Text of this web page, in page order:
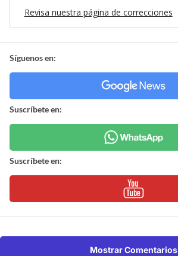
Revisa nuestra página de correcciones
Síguenos en:
Suscríbete en:
Suscríbete en:
Mostrar Comentarios